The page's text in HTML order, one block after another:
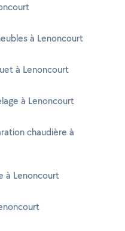
à Lenoncourt
à Lenoncourt
à Lenoncourt
chaudière à
à Lenoncourt